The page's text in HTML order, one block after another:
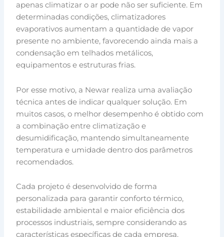
apenas climatizar o ar pode não ser suficiente. Em
determinadas condições, climatizadores
evaporativos aumentam a quantidade de vapor
presente no ambiente, favorecendo ainda mais a
condensação em telhados metálicos,
equipamentos e estruturas frias.
Por esse motivo, a Newar realiza uma avaliação
técnica antes de indicar qualquer solução. Em
muitos casos, o melhor desempenho é obtido com
a combinação entre climatização e
desumidificação, mantendo simultaneamente
temperatura e umidade dentro dos parâmetros
recomendados.
Cada projeto é desenvolvido de forma
personalizada para garantir conforto térmico,
estabilidade ambiental e maior eficiência dos
processos industriais, sempre considerando as
características específicas de cada empresa.